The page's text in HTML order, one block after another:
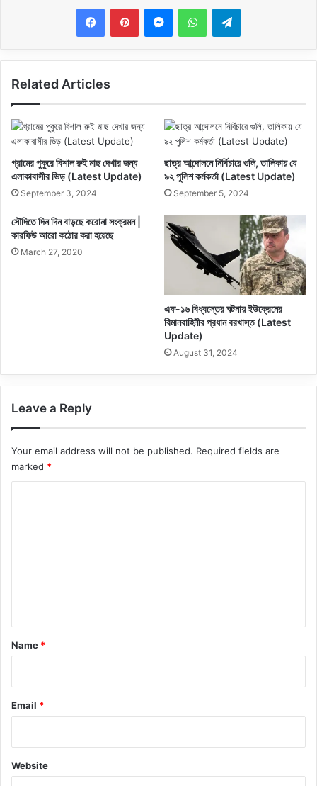
MessengerWhatsAppTelegram
Related Articles
গ্রামের পুকুরে বিশাল রুই মাছ দেখার জন্য
এলাকাবাসীর ভিড় (Latest Update)
September 3, 2024
ছাত্র আন্দোলনে নির্বিচারে গুলি, তালিকায় যে
৯২ পুলিশ কর্মকর্তা (Latest Update)
September 5, 2024
সৌদিতে দিন দিন বাড়ছে করোনা সংক্রমন |
কারফিউ আরো কঠোর করা হয়েছে
March 27, 2020
এফ-১৬ বিধ্বস্তের ঘটনায় ইউক্রেনের
বিমানবাহিনীর প্রধান বরখাস্ত (Latest
Update)
August 31, 2024
Leave a Reply
Your email address will not be published. Required fields are
marked *
*
Name *
Email *
Website